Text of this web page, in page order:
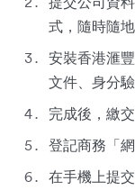
式，隨時隨
安裝香港滙
文件、身分
完成後，繳
登記商務「
在手機上提交